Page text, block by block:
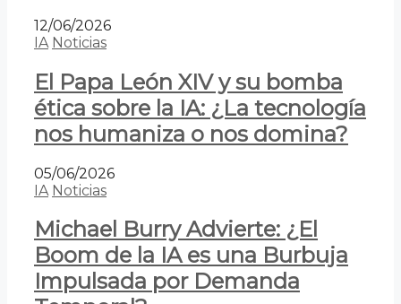
12/06/2026
IA Noticias
El Papa León XIV y su bomba
ética sobre la IA: ¿La tecnología
nos humaniza o nos domina?
05/06/2026
IA Noticias
Michael Burry Advierte: ¿El
Boom de la IA es una Burbuja
Impulsada por Demanda